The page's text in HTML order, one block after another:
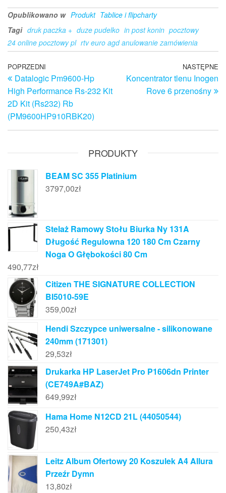
Opublikowano w Produkt Tablice i flipcharty
Tagi druk paczka + duze pudelko in post konin pocztowy
24 online pocztowy pl rtv euro agd anulowanie zamówienia
Nawigacja
wpisu
Poprzedni
wpis
POPRZEDNI
Datalogic Pm9600-Hp
High Performance Rs-232 Kit
2D Kit (Rs232) Rb
(PM9600HP910RBK20)
NASTĘPNE
Koncentrator tlenu Inogen
Rove 6 przenośny
PRODUKTY
BEAM SC 355 Platinium
3797,00zł
Stelaż Ramowy Stołu Biurka Ny 131A
Długość Regulowna 120 180 Cm Czarny
Noga O Głębokości 80 Cm
490,77zł
Citizen THE SIGNATURE COLLECTION
BI5010-59E
359,00zł
Hendi Szczypce uniwersalne - silikonowane
240mm (171301)
29,53zł
Drukarka HP LaserJet Pro P1606dn Printer
(CE749A#BAZ)
649,99zł
Hama Home N12CD 21L (44050544)
250,43zł
Leitz Album Ofertowy 20 Koszulek A4 Allura
Przeźr Dymn
13,80zł